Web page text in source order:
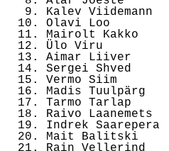
9. Kalev Viidemann
10. Olavi Loo
11. Mairolt Kakko
12. Ülo Viru
13. Aimar Liiver
14. Sergei Shved
15. Vermo Siim
16. Madis Tuulpärg
17. Tarmo Tarlap
18. Raivo Laanemets
19. Indrek
20. Mait Balitski
21. Rain Vellerind